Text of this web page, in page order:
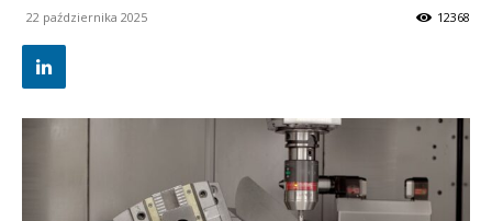
22 października 2025 12368